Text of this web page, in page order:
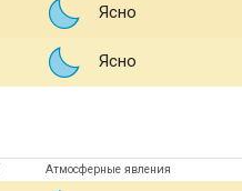
Ясно
Ясно
Атмосферные явления